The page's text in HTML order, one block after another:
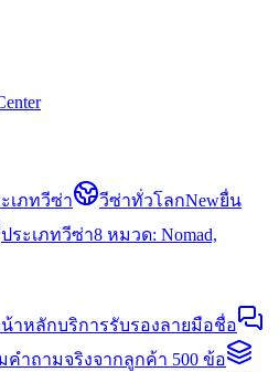
เภทวีซ่า วีซ่าทั่วโลกNewยื่น
ประเภทวีซ่า8 หมวด: Nomad,
าหลักบริการรับรองลายมือชื่อ
คำถามจริงจากลูกค้า 500 ข้อ